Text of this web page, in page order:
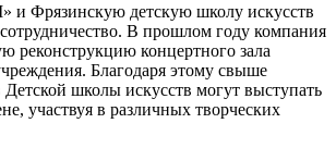
и Фрязинскую детскую школу искусств
В прошлом году компания
реконструкцию концертного зала
Благодаря этому свыше
школы искусств могут выступать
участвуя в различных творческих